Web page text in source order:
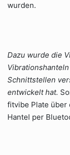
wurden.
Dazu wurde die
Schnittstellen
entwickelt hat.
fitvibe Plate über
Hantel per